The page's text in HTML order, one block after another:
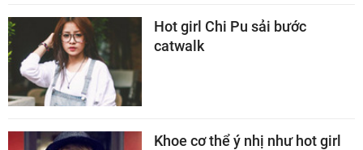
Hot girl Chi Pu sải bước
catwalk
Khoe cơ thể ý nhị như hot girl